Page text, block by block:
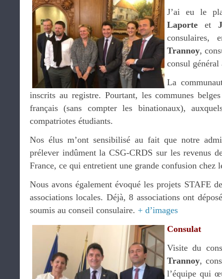
J’ai eu le
Laporte et
consulaires,
Trannoy,
consul
La
inscrits au registre. Pourtant, les communes
français (sans compter les binationaux),
compatriotes étudiants.
Nos élus m’ont sensibilisé au fait que notre
prélever indûment la CSG-CRDS sur les revenus
France, ce qui entretient une grande confusion chez
Nous avons également évoqué les projets STAFE
associations locales. Déjà, 8 associations ont
soumis au conseil consulaire. + d’images
Consulat
Visite du
Trannoy,
l’équipe qui